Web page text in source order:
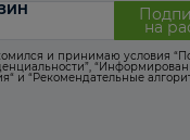
на
и принимаю условия
,
и “Рекомендательные